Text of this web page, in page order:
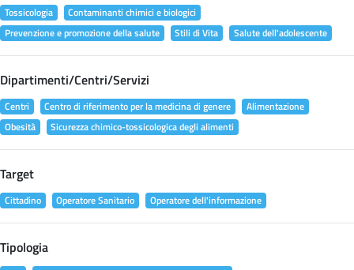
Tossicologia
Contaminanti chimici e biologici
Prevenzione e promozione della salute
Stili di Vita Salute dell'adolescente
Dipartimenti/Centri/Servizi
Centri Centro di riferimento per la medicina di genere
Alimentazione
Obesità
Sicurezza chimico-tossicologica degli alimenti
Target
Cittadino Operatore Sanitario Operatore dell'informazione
Tipologia